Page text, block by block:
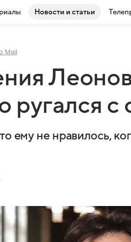
Новости и статьи
Mail
ругался с
ему не нравилось,